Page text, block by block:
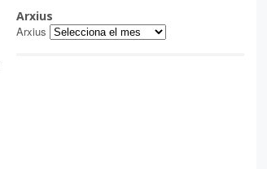
Arxius
Arxius